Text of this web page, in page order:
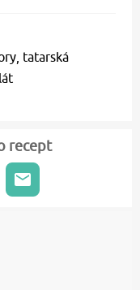
tatarská
recept